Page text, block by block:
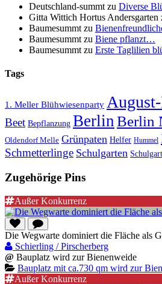
Deutschland-summt zu Diverse
Gitta Wittich Hortus Andersgarten
Baumesummt zu
Baumesummt zu Biene pflanzt…
Baumesummt zu Erste Taglilien
Tags
1. Meller Blühwiesenparty
Beet Bepflanzung BerlinBerlin
Oldendorf Melle Grünpaten Helfer Hummel
Schmetterlinge Schulgarten
Zugehörige Pins
Außer Konkurrenz
Die Wegwarte dominiert die Fläche als
Schierling / Pirscherberg
@ Bauplatz wird zur Bienenweide
Bauplatz mit ca.730 qm wird zur
Außer Konkurrenz